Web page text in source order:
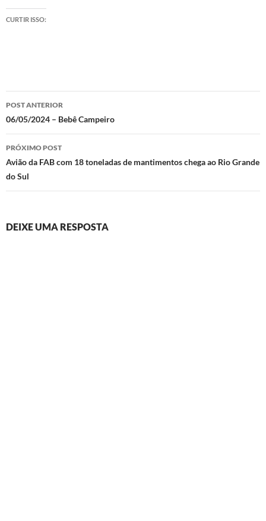
CURTIR ISSO:
Navegação
de
posts
POST ANTERIOR
06/05/2024 – Bebê Campeiro
PRÓXIMO POST
Avião da FAB com 18 toneladas de mantimentos chega ao Rio Grande
do Sul
DEIXE UMA RESPOSTA